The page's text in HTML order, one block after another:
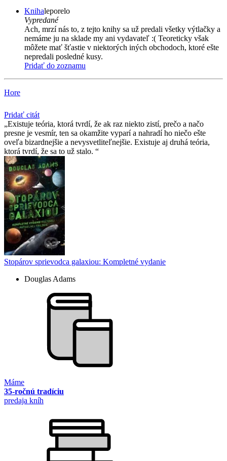
Knihaleporelo
Vypredané
Ach, mrzí nás to, z tejto knihy sa už predali všetky výtlačky a
nemáme ju na sklade my ani vydavateľ :( Teoreticky však
môžete mať šťastie v niektorých iných obchodoch, ktoré ešte
nepredali posledné kusy.
Pridať do zoznamu
Hore
Pridať citát
Existuje teória, ktorá tvrdí, že ak raz niekto zistí, prečo a načo
presne je vesmír, ten sa okamžite vyparí a nahradí ho niečo ešte
oveľa bizardnejšie a nevysvetliteľnejšie. Existuje aj druhá teória,
ktorá tvrdí, že sa to už stalo.
Stopárov sprievodca galaxiou: Kompletné vydanie
Douglas Adams
Máme
35-ročnú tradíciu
predaja kníh